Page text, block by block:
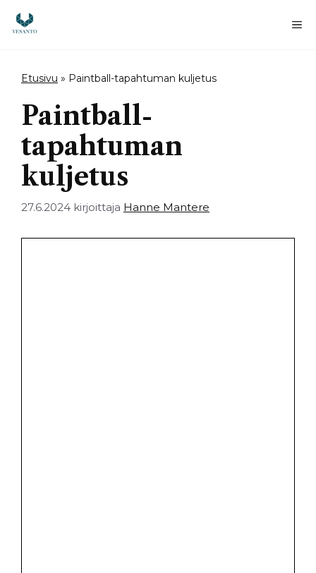
sisältöön
Etusivu » Paintball-tapahtuman kuljetus
Paintball-
tapahtuman
kuljetus
27.6.2024 kirjoittaja Hanne Mantere